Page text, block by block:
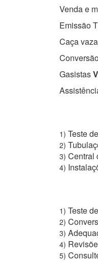
Venda e
Emissão
Caça
Gasistas
1) Teste
2)
3) Central
4)
1) Teste
2)
3)
4)
5)